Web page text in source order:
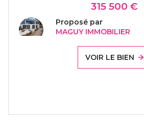
315 500 €
Proposé par
MAGUY IMMOBILIER
VOIR LE BIEN